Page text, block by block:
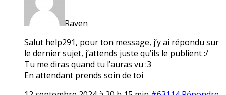
Raven
Salut help291, pour ton message, j’y ai répondu sur
le dernier sujet, j’attends juste qu’ils le publient :/
Tu me diras quand tu l’auras vu :3
En attendant prends soin de toi